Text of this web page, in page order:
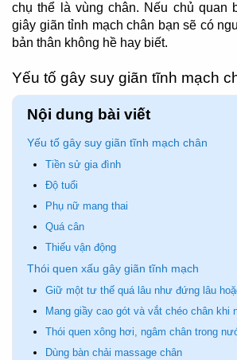
chụ thể là vùng chân. Nếu chủ quan
giây giãn tỉnh mạch chân bạn sẽ có
bản thân không hề hay biết.
Yếu tố gây suy giãn tĩnh mạch
Nội dung bài viết
Yếu tố gây suy giãn tĩnh mạch chân
Tiền sử gia đình
Độ tuổi
Phụ nữ mang thai
Quá cân
Thiếu vận động
Thói quen xấu gây giãn tĩnh mạch
Giữ một tư thế quá lâu như đứng lâu
Mang giầy cao gót và vắt chéo chân khi
Thói quen xông hơi, ngâm chân trong
Dùng bàn chải massage chân